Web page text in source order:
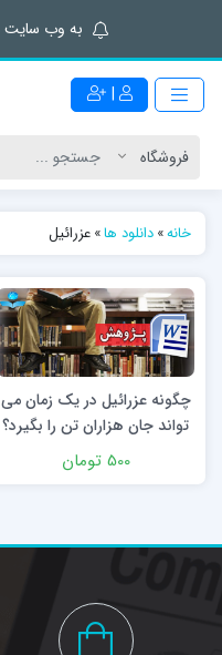
به وب سایت
|
خانه»دانلود ها»عزرائیل
چگونه عزرائیل در یک زمان می
‏تواند جان هزاران تن را بگیرد؟
500 تومان